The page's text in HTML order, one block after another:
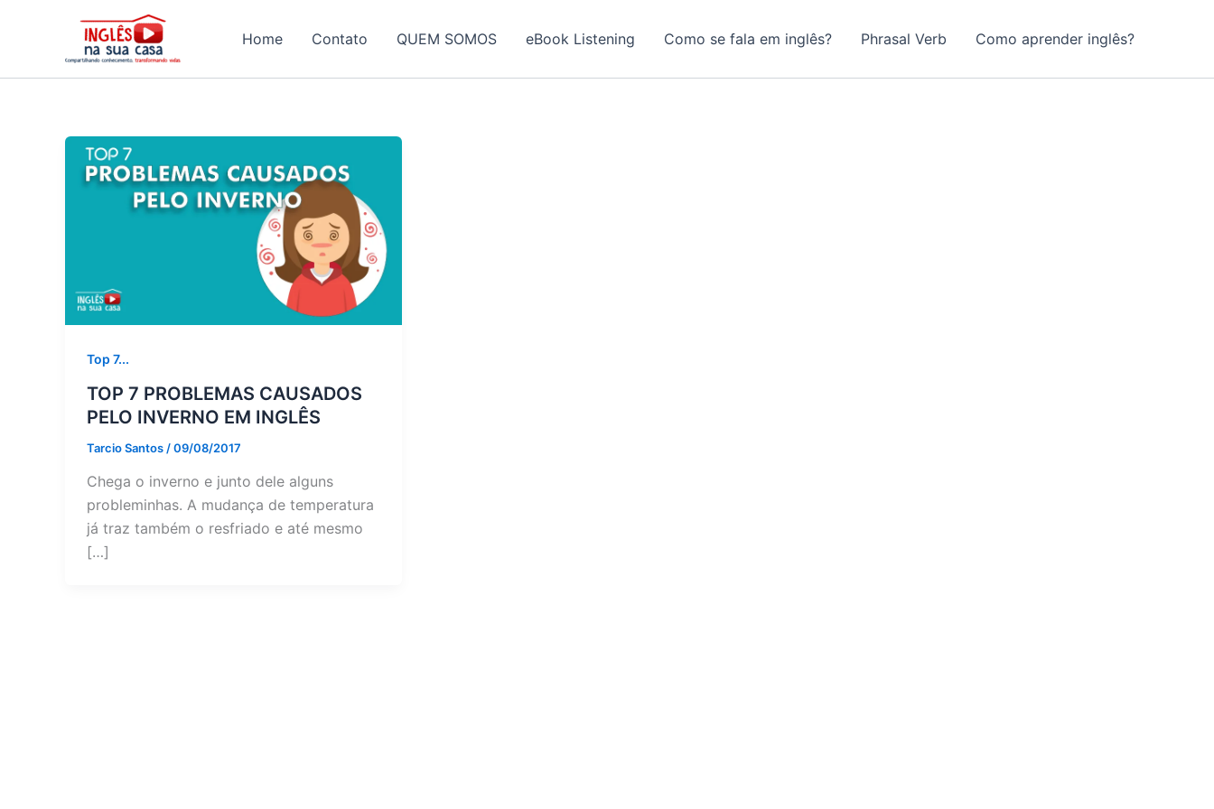
conteúdo
Home Contato QUEM SOMOS eBook Listening Como se fala em inglês? Phrasal Verb Como aprender inglês?
Top 7...
TOP 7 PROBLEMAS CAUSADOS
PELO INVERNO EM INGLÊS
Tarcio Santos /09/08/2017
Chega o inverno e junto dele alguns
probleminhas. A mudança de temperatura
já traz também o resfriado e até mesmo
[…]